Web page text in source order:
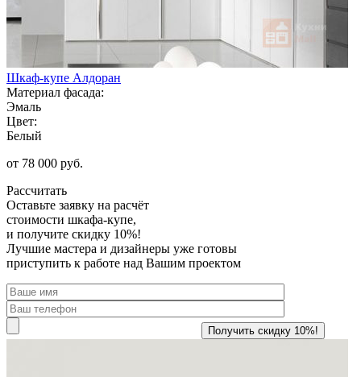
Шкаф-купе Алдоран
Материал фасада:
Эмаль
Цвет:
Белый
от 78 000 руб.
Рассчитать
Оставьте заявку на расчёт
стоимости шкафа-купе,
и получите скидку 10%!
Лучшие мастера и дизайнеры уже готовы
приступить к работе над Вашим проектом